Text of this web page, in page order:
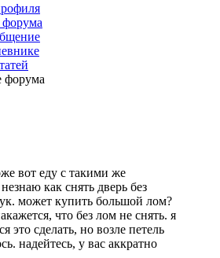
вот еду с такими же
как снять дверь без
может купить большой лом?
что без лом не снять. я
это сделать, но возле петель
надейтесь, у вас аккратно